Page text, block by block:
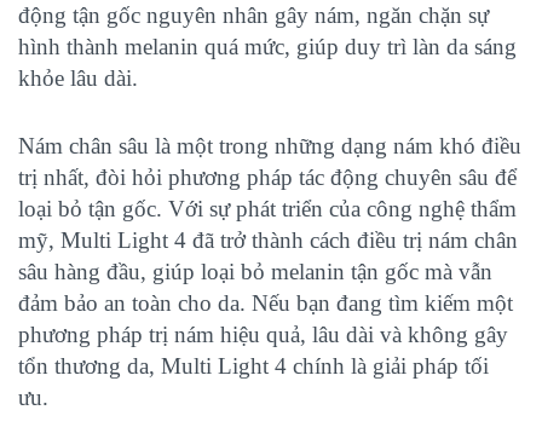
động tận gốc nguyên nhân gây nám, ngăn chặn sự
hình thành melanin quá mức, giúp duy trì làn da sáng
khỏe lâu dài.
Nám chân sâu là một trong những dạng nám khó điều
trị nhất, đòi hỏi phương pháp tác động chuyên sâu để
loại bỏ tận gốc. Với sự phát triển của công nghệ thẩm
mỹ, Multi Light 4 đã trở thành cách điều trị nám chân
sâu hàng đầu, giúp loại bỏ melanin tận gốc mà vẫn
đảm bảo an toàn cho da. Nếu bạn đang tìm kiếm một
phương pháp trị nám hiệu quả, lâu dài và không gây
tổn thương da, Multi Light 4 chính là giải pháp tối
ưu.